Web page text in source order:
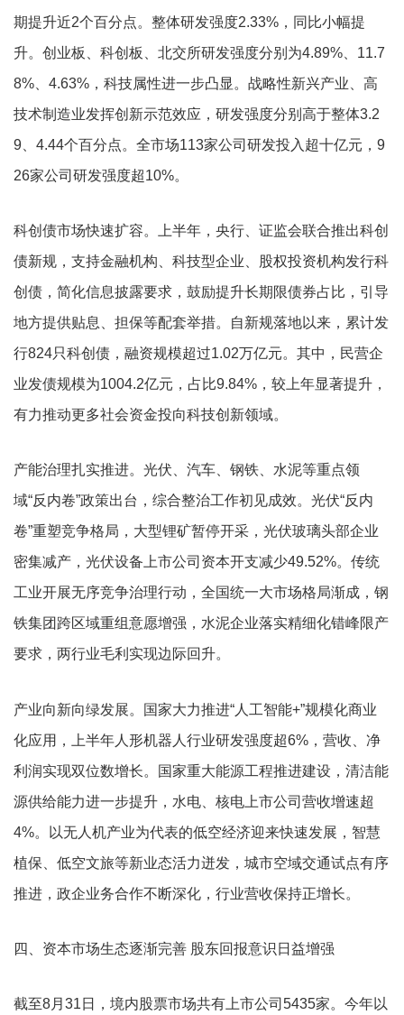
期提升近2个百分点。整体研发强度2.33%，同比小幅提
升。创业板、科创板、北交所研发强度分别为4.89%、11.7
8%、4.63%，科技属性进一步凸显。战略性新兴产业、高
技术制造业发挥创新示范效应，研发强度分别高于整体3.2
9、4.44个百分点。全市场113家公司研发投入超十亿元，9
26家公司研发强度超10%。
科创债市场快速扩容。上半年，央行、证监会联合推出科创
债新规，支持金融机构、科技型企业、股权投资机构发行科
创债，简化信息披露要求，鼓励提升长期限债券占比，引导
地方提供贴息、担保等配套举措。自新规落地以来，累计发
行824只科创债，融资规模超过1.02万亿元。其中，民营企
业发债规模为1004.2亿元，占比9.84%，较上年显著提升，
有力推动更多社会资金投向科技创新领域。
产能治理扎实推进。光伏、汽车、钢铁、水泥等重点领
域“反内卷”政策出台，综合整治工作初见成效。光伏“反内
卷”重塑竞争格局，大型锂矿暂停开采，光伏玻璃头部企业
密集减产，光伏设备上市公司资本开支减少49.52%。传统
工业开展无序竞争治理行动，全国统一大市场格局渐成，钢
铁集团跨区域重组意愿增强，水泥企业落实精细化错峰限产
要求，两行业毛利实现边际回升。
产业向新向绿发展。国家大力推进“人工智能+”规模化商业
化应用，上半年人形机器人行业研发强度超6%，营收、净
利润实现双位数增长。国家重大能源工程推进建设，清洁能
源供给能力进一步提升，水电、核电上市公司营收增速超
4%。以无人机产业为代表的低空经济迎来快速发展，智慧
植保、低空文旅等新业态活力迸发，城市空域交通试点有序
推进，政企业务合作不断深化，行业营收保持正增长。
四、资本市场生态逐渐完善 股东回报意识日益增强
截至8月31日，境内股票市场共有上市公司5435家。今年以